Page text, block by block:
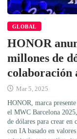
GLOBAL
HONOR
millones de
colaboración
Mar 5, 2025
HONOR, marca
el MWC Barcelona
de dólares para crear en
con IA basado en